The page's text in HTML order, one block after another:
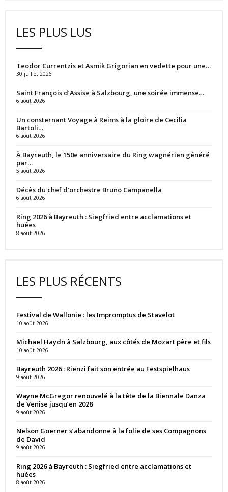
LES PLUS LUS
Teodor Currentzis et Asmik Grigorian en vedette pour une…
30 juillet 2026
Saint François d’Assise à Salzbourg, une soirée immense…
6 août 2026
Un consternant Voyage à Reims à la gloire de Cecilia
Bartoli…
6 août 2026
À Bayreuth, le 150e anniversaire du Ring wagnérien généré
par…
5 août 2026
Décès du chef d’orchestre Bruno Campanella
6 août 2026
Ring 2026 à Bayreuth : Siegfried entre acclamations et
huées
8 août 2026
LES PLUS RÉCENTS
Festival de Wallonie : les Impromptus de Stavelot
10 août 2026
Michael Haydn à Salzbourg, aux côtés de Mozart père et fils
10 août 2026
Bayreuth 2026 : Rienzi fait son entrée au Festspielhaus
9 août 2026
Wayne McGregor renouvelé à la tête de la Biennale Danza
de Venise jusqu’en 2028
9 août 2026
Nelson Goerner s’abandonne à la folie de ses Compagnons
de David
9 août 2026
Ring 2026 à Bayreuth : Siegfried entre acclamations et
huées
8 août 2026